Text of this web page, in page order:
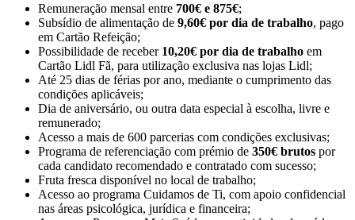
Remuneração mensal entre 700€ e 875€;
Subsídio de alimentação de 9,60€ por dia de trabalho, pago
em Cartão Refeição;
Possibilidade de receber 10,20€ por dia de trabalho em
Cartão Lidl Fã, para utilização exclusiva nas lojas Lidl;
Até 25 dias de férias por ano, mediante o cumprimento das
condições aplicáveis;
Dia de aniversário, ou outra data especial à escolha, livre e
remunerado;
Acesso a mais de 600 parcerias com condições exclusivas;
Programa de referenciação com prémio de 350€ brutos por
cada candidato recomendado e contratado com sucesso;
Fruta fresca disponível no local de trabalho;
Acesso ao programa Cuidamos de Ti, com apoio confidencial
nas áreas psicológica, jurídica e financeira;